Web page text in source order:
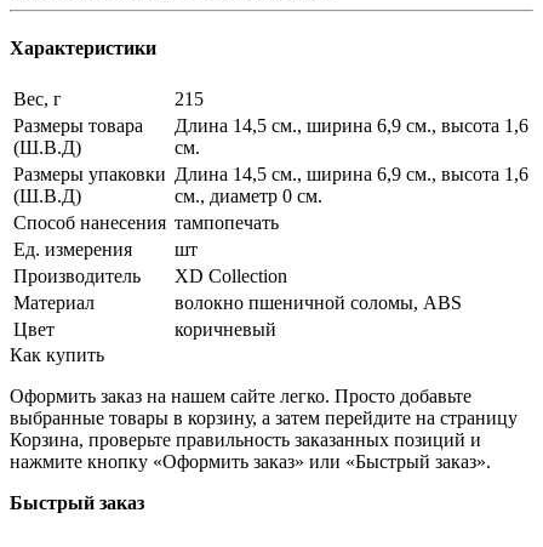
Характеристики
Вес, г
215
Размеры товара
(Ш.В.Д)
Длина 14,5 см., ширина 6,9 см., высота 1,6
см.
Размеры упаковки
(Ш.В.Д)
Длина 14,5 см., ширина 6,9 см., высота 1,6
см., диаметр 0 см.
Способ нанесения тампопечать
Ед. измерения
шт
Производитель
XD Collection
Материал
волокно пшеничной соломы, ABS
Цвет
коричневый
Как купить
Оформить заказ на нашем сайте легко. Просто добавьте
выбранные товары в корзину, а затем перейдите на страницу
Корзина, проверьте правильность заказанных позиций и
нажмите кнопку «Оформить заказ» или «Быстрый заказ».
Быстрый заказ